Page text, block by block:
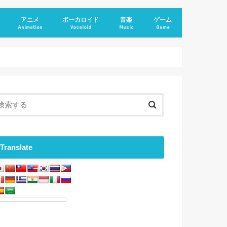
アニメ
Animation
ボーカロイド
Vocaloid
音楽
Music
ゲーム
Game
Translate